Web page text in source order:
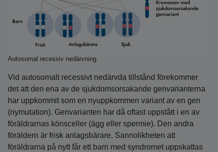
Autosomal recessiv nedärvning.
Vid autosomalt recessivt nedärvda tillstånd förekommer
det att den ena av de sjukdomsorsakande genvarianterna
har uppkommit som en nyuppkommen variant av en gen
(nymutation). Genvarianten har då oftast uppstått i en av
föräldrarnas könsceller (ägg eller spermie). Den andra
föräldern är frisk anlagsbärare. Sannolikheten att
föräldrarna på nytt får ett barn med syndromet uppskattas